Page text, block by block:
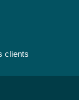
clients